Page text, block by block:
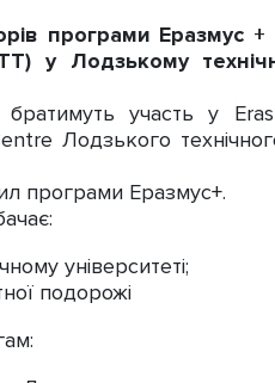
програми Еразмус +
у Лодзькому
братимуть участь у
Лодзького
програми Еразмус+.
університеті;
подорожі